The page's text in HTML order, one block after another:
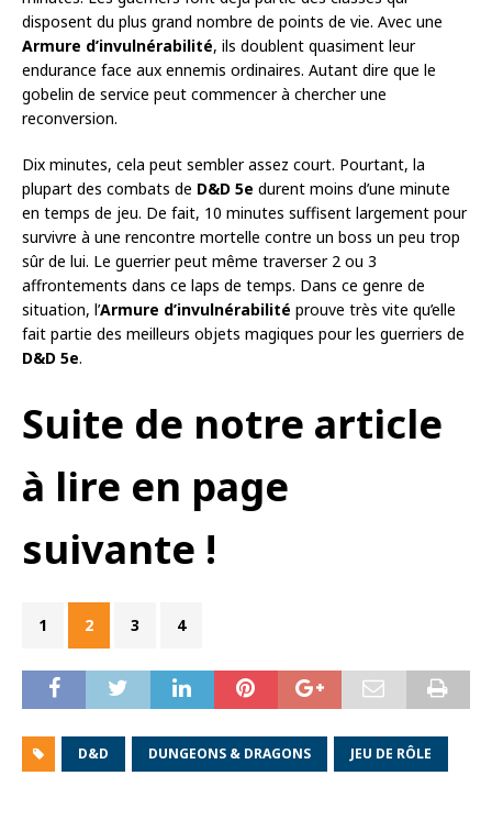
disposent du plus grand nombre de points de vie. Avec une
Armure d’invulnérabilité, ils doublent quasiment leur
endurance face aux ennemis ordinaires. Autant dire que le
gobelin de service peut commencer à chercher une
reconversion.
Dix minutes, cela peut sembler assez court. Pourtant, la
plupart des combats de D&D 5e durent moins d’une minute
en temps de jeu. De fait, 10 minutes suffisent largement pour
survivre à une rencontre mortelle contre un boss un peu trop
sûr de lui. Le guerrier peut même traverser 2 ou 3
affrontements dans ce laps de temps. Dans ce genre de
situation, l’Armure d’invulnérabilité prouve très vite qu’elle
fait partie des meilleurs objets magiques pour les guerriers de
D&D 5e.
Suite de notre article
à lire en page
suivante !
1 2 3 4
D&D DUNGEONS & DRAGONS JEU DE RÔLE